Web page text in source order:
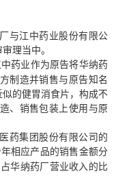
与江中药业股份有限公
理当中。
中药业作为原告将华纳药
制造并销售与原告知名
的健胃消食片，构成不
、销售包装上使用与原
药集团股份有限公司的
年相应产品的销售金额分
华纳药厂营业收入的比